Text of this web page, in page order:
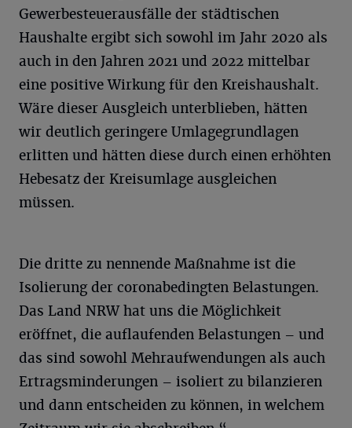
Gewerbesteuerausfälle der städtischen
Haushalte ergibt sich sowohl im Jahr 2020 als
auch in den Jahren 2021 und 2022 mittelbar
eine positive Wirkung für den Kreishaushalt.
Wäre dieser Ausgleich unterblieben, hätten
wir deutlich geringere Umlagegrundlagen
erlitten und hätten diese durch einen erhöhten
Hebesatz der Kreisumlage ausgleichen
müssen.
Die dritte zu nennende Maßnahme ist die
Isolierung der coronabedingten Belastungen.
Das Land NRW hat uns die Möglichkeit
eröffnet, die auflaufenden Belastungen – und
das sind sowohl Mehraufwendungen als auch
Ertragsminderungen – isoliert zu bilanzieren
und dann entscheiden zu können, in welchem